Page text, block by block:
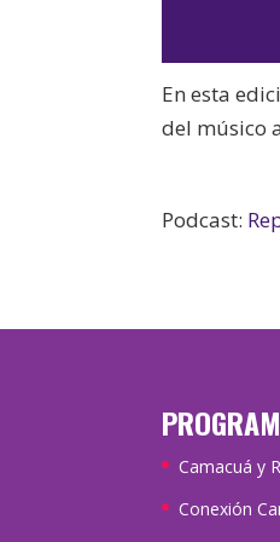
En esta
del músico
Podcast:
Camacuá y
Conexión